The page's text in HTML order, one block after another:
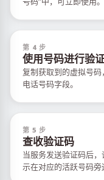
第 4 步
使用号码进行验
复制获取到的虚拟号
电话号码字段。
第 5 步
查收验证码
当服务发送验证码后
示在对应的活跃号码旁